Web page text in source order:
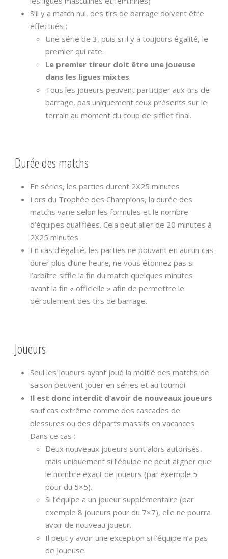
S’il y a match nul, des tirs de barrage doivent être
effectués :
Une série de 3, puis si il y a toujours égalité, le
premier qui rate.
Le premier tireur doit être une joueuse
dans les ligues mixtes.
Tous les joueurs peuvent participer aux tirs de
barrage, pas uniquement ceux présents sur le
terrain au moment du coup de sifflet final.
Durée des matchs
En séries, les parties durent 2X25 minutes
Lors du Trophée des Champions, la durée des
matchs varie selon les formules et le nombre
d’équipes qualifiées. Cela peut aller de 20 minutes à
2X25 minutes
En cas d’égalité, les parties ne pouvant en aucun cas
durer plus d’une heure, ne vous étonnez pas si
l’arbitre siffle la fin du match quelques minutes
avant la fin « officielle » afin de permettre le
déroulement des tirs de barrage.
Joueurs
Seul les joueurs ayant joué la moitié des matchs de
saison peuvent jouer en séries et au tournoi
Il est donc interdit d’avoir de nouveaux joueurs
sauf cas extrême comme des cascades de
blessures ou des départs massifs en vacances.
Dans ce cas :
Deux nouveaux joueurs sont alors autorisés,
mais uniquement si l’équipe ne peut aligner que
le nombre exact de joueurs (par exemple 5
pour du 5×5).
Si l’équipe a un joueur supplémentaire (par
exemple 8 joueurs pour du 7×7), elle ne pourra
avoir de nouveau joueur.
Il peut y avoir une exception si l’équipe n’a pas
de joueuse.